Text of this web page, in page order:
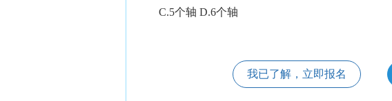
C.5个轴 D.6个轴
我已了解，立即报名